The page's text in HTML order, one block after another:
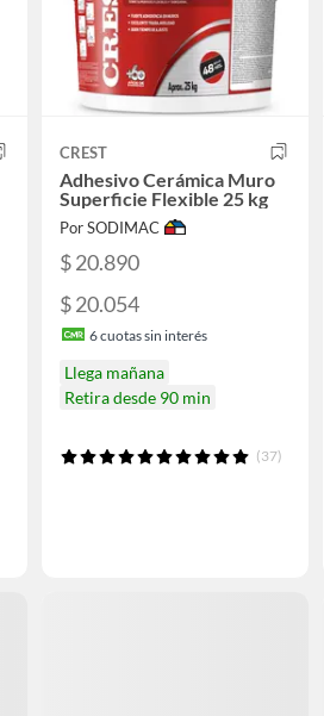
CREST
Adhesivo Cerámica Muro
Superficie Flexible 25 kg
Por SODIMAC
$ 20.890
$ 20.054
6cuotas sin interés
Llega mañana
Retira desde 90 min
(37)